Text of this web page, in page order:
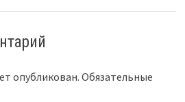
опубликован. Обязательные